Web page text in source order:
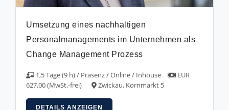
Umsetzung eines nachhaltigen
Personalmanagements im Unternehmen als
Change Management Prozess
1,5 Tage (9 h) / Präsenz / Online / Inhouse
EUR
627,00 (MwSt.-frei)
Zwickau, Kornmarkt 5
DETAILS ANZEIGEN